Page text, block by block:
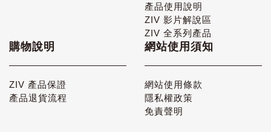
產品使用說明
ZIV 影片解說區
ZIV 全系列產品
購物說明
ZIV 產品保證
產品退貨流程
網站使用須知
網站使用條款
隱私權政策
免責聲明